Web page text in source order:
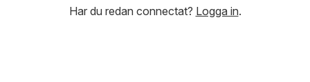
MarknadHar du redan connectat? Logga in.